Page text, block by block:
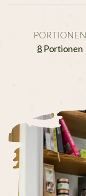
PORTIONEN
8 Portionen